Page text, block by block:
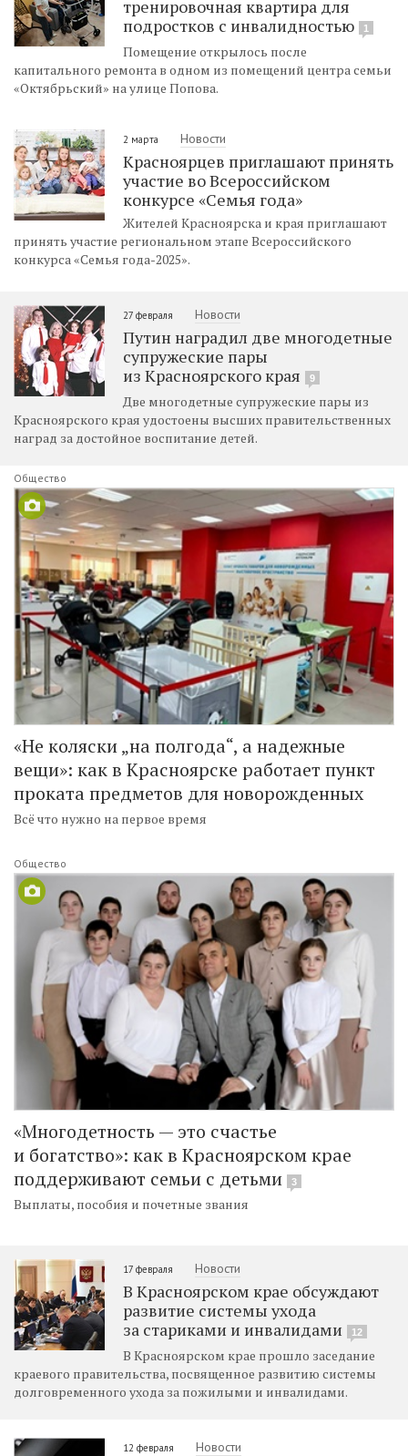
тренировочная квартира для
подростков с инвалидностью
1
Помещение открылось после
капитального ремонта в одном из помещений центра семьи
«Октябрьский» на улице Попова.
2 марта Новости
Красноярцев приглашают принять
участие во Всероссийском
конкурсе «Семья года»
Жителей Красноярска и края приглашают
принять участие региональном этапе Всероссийского
конкурса «Семья года-2025».
27 февраля Новости
Путин наградил две многодетные
супружеские пары
из Красноярского края
9
Две многодетные супружеские пары из
Красноярского края удостоены высших правительственных
наград за достойное воспитание детей.
Общество
«Не коляски „на полгода“, а надежные
вещи»: как в Красноярске работает пункт
проката предметов для новорожденных
Всё что нужно на первое время
Общество
«Многодетность — это счастье
и богатство»: как в Красноярском крае
поддерживают семьи с детьми
3
Выплаты, пособия и почетные звания
17 февраля Новости
В Красноярском крае обсуждают
развитие системы ухода
за стариками и инвалидами
12
В Красноярском крае прошло заседание
краевого правительства, посвященное развитию системы
долговременного ухода за пожилыми и инвалидами.
12 февраля Новости